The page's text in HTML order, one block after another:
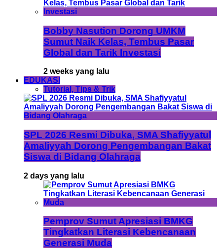
Bobby Nasution Dorong UMKM
Sumut Naik Kelas, Tembus Pasar
Global dan Tarik Investasi
2 weeks yang lalu
EDUKASI
Tutorial, Tips & Trik
SPL 2026 Resmi Dibuka, SMA Shafiyyatul
Amaliyyah Dorong Pengembangan Bakat
Siswa di Bidang Olahraga
2 days yang lalu
Pemprov Sumut Apresiasi BMKG
Tingkatkan Literasi Kebencanaan
Generasi Muda